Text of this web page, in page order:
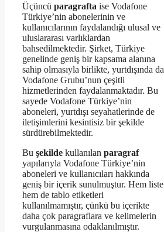
Üçüncü paragrafta ise Vodafone
Türkiye’nin abonelerinin ve
kullanıcılarının faydalandığı ulusal ve
uluslararası varlıklardan
bahsedilmektedir. Şirket, Türkiye
genelinde geniş bir kapsama alanına
sahip olmasıyla birlikte, yurtdışında da
Vodafone Grubu’nun çeşitli
hizmetlerinden faydalanmaktadır. Bu
sayede Vodafone Türkiye’nin
aboneleri, yurtdışı seyahatlerinde de
iletişimlerini kesintisiz bir şekilde
sürdürebilmektedir.
Bu şekilde kullanılan paragraf
yapılarıyla Vodafone Türkiye’nin
aboneleri ve kullanıcıları hakkında
geniş bir içerik sunulmuştur. Hem liste
hem de tablo etiketleri
kullanılmamıştır, çünkü bu içerikte
daha çok paragraflara ve kelimelerin
vurgulanmasına odaklanılmıştır.